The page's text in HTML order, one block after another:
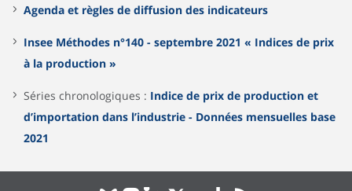
Agenda et règles de diffusion des indicateurs
Insee Méthodes n°140 - septembre 2021 « Indices de prix
à la production »
Séries chronologiques : Indice de prix de production et
d’importation dans l’industrie - Données mensuelles base
2021